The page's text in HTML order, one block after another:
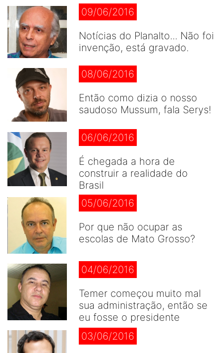
09/06/2016
Notícias do Planalto... Não foi
invenção, está gravado.
08/06/2016
Então como dizia o nosso
saudoso Mussum, fala Serys!
06/06/2016
É chegada a hora de
construir a realidade do
Brasil
05/06/2016
Por que não ocupar as
escolas de Mato Grosso?
04/06/2016
Temer começou muito mal
sua administração, então se
eu fosse o presidente
03/06/2016